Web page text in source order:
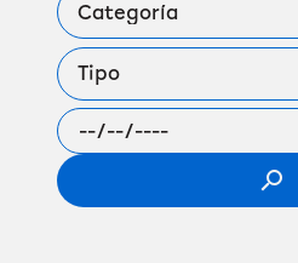
search